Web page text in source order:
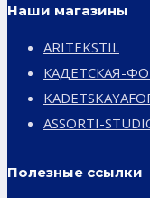
Наши магазины
ARITEKSTIL
КАДЕТСКАЯ-
ASSORTI-
Полезные ссылки